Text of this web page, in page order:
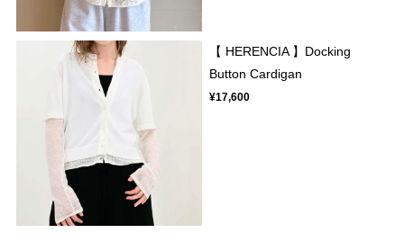
【 HERENCIA 】Docking
Button Cardigan
¥17,600